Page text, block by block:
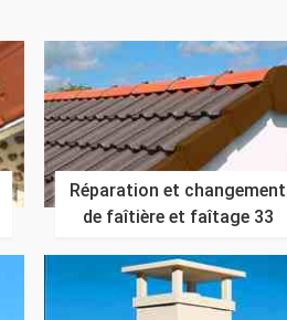
Réparation et changement
de faîtière et faîtage 33